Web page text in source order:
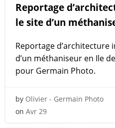
Reportage
le site d’un
Reportage d’architecture
d’un méthaniseur en Ile
pour Germain Photo.
by Olivier - Germain Photo
on Avr 29